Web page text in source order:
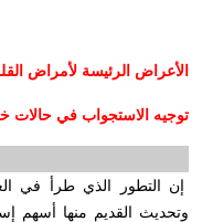
الأعراض الرئيسة لأمراض
توجيه الاستجواب في حالات
إن التطور الذي طرأ في
وتحديث القديم منها أسهم